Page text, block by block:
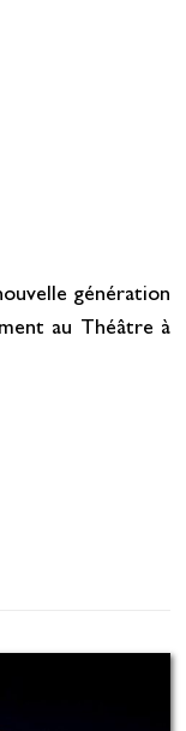
génération
au Théâtre à